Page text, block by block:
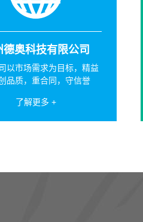
德奥科技有限公司
以市场需求为目标，精益
品质，重合同，守信誉
了解更多 +